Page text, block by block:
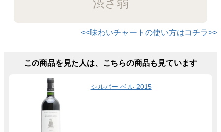
渋さ弱
<<味わいチャートの使い方はコチラ>>
この商品を見た人は、こちらの商品も見ています
シルバー ベル 2015